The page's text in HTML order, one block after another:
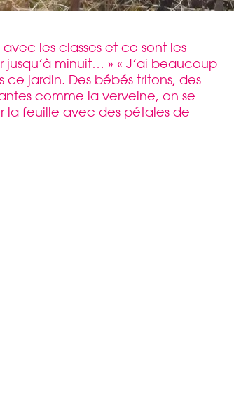
les classes et ce sont les
minuit… » « J’ai beaucoup
jardin. Des bébés tritons, des
comme la verveine, on se
la feuille avec des pétales de